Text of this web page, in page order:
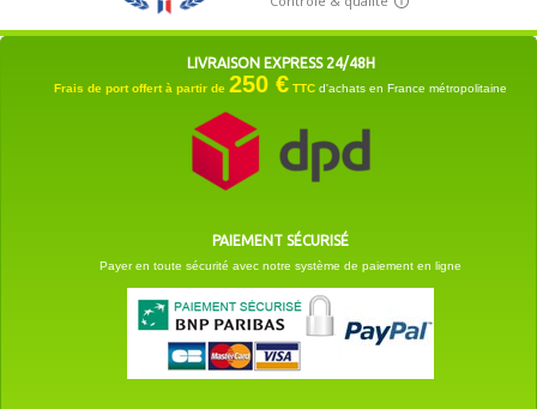
LIVRAISON EXPRESS 24/48H
Frais de port offert à partir de 250 € TTC d'achats en France métropolitaine
PAIEMENT SÉCURISÉ
Payer en toute sécurité avec notre système de paiement en ligne